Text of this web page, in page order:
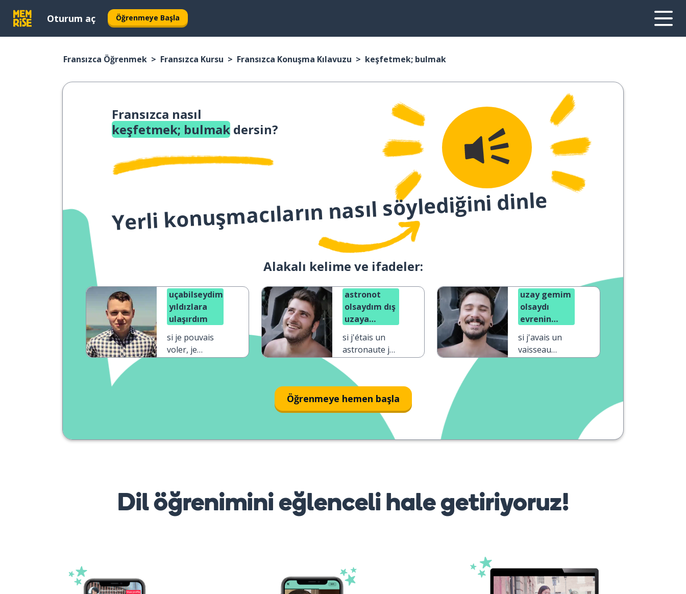
Oturum aç Öğrenmeye Başla
Fransızca Öğrenmek Fransızca Kursu Fransızca Konuşma Kılavuzu keşfetmek; bulmak
Fransızca nasıl
keşfetmek; bulmak dersin?
Yerli konuşmacıların nasıl söylediğini dinle
Alakalı kelime ve ifadeler:
uçabilseydim
yıldızlara
ulaşırdım
si je pouvais
voler, je
astronot
olsaydım dış
uzaya
si j'étais un
astronaute je
dans l'espace
uzay gemim
olsaydı
evrenin
giderdim
si j'avais un
vaisseau
Öğrenmeye hemen başla
Dil öğrenimini eğlenceli hale getiriyoruz!